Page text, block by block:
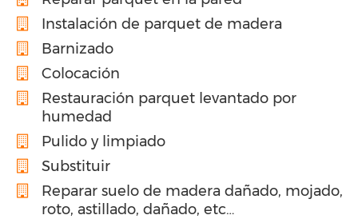
Instalación de parquet de madera
Barnizado
Colocación
Restauración parquet levantado por
humedad
Pulido y limpiado
Substituir
Reparar suelo de madera dañado, mojado,
roto, astillado, dañado, etc…